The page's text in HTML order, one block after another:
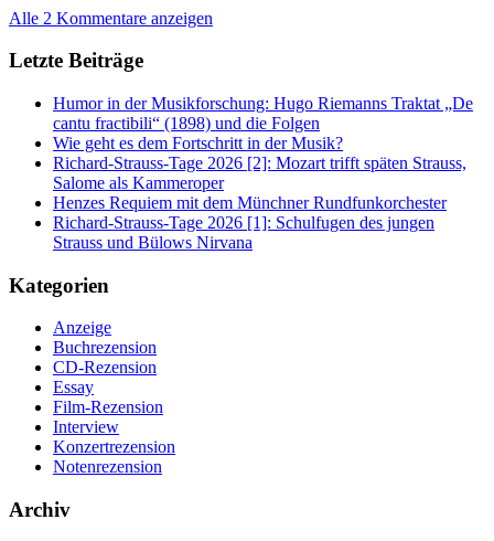
Alle 2 Kommentare anzeigen
Letzte Beiträge
Humor in der Musikforschung: Hugo Riemanns Traktat „De
cantu fractibili“ (1898) und die Folgen
Wie geht es dem Fortschritt in der Musik?
Richard-Strauss-Tage 2026 [2]: Mozart trifft späten Strauss,
Salome als Kammeroper
Henzes Requiem mit dem Münchner Rundfunkorchester
Richard-Strauss-Tage 2026 [1]: Schulfugen des jungen
Strauss und Bülows Nirvana
Kategorien
Anzeige
Buchrezension
CD-Rezension
Essay
Film-Rezension
Interview
Konzertrezension
Notenrezension
Archiv